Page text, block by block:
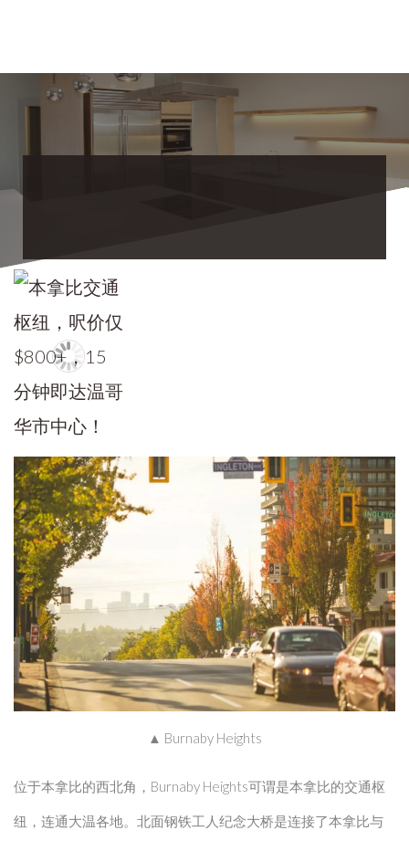
▲ Burnaby Heights
位于本拿比的西北角，Burnaby Heights可谓是本拿比的交通枢
纽，连通大温各地。北面钢铁工人纪念大桥是连接了本拿比与